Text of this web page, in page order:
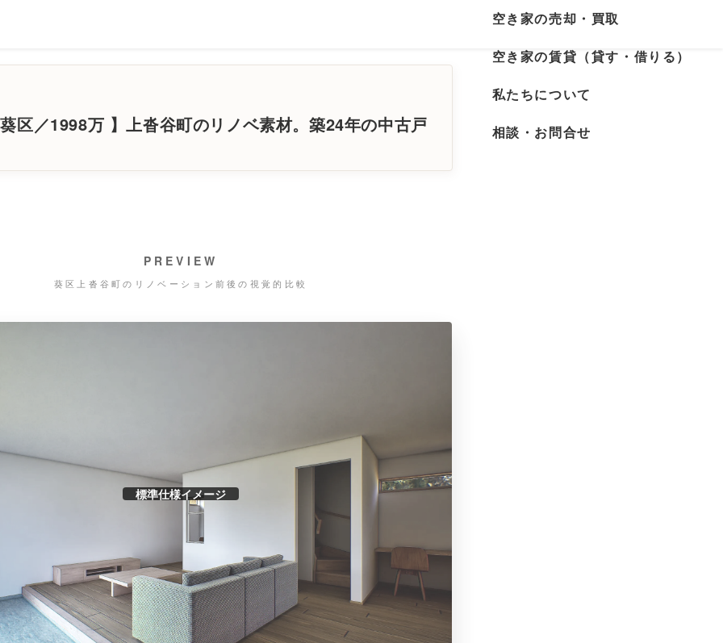
空き家の売却・買取
空き家の賃貸（貸す・借りる）
私たちについて
相談・お問合せ
区／1998万 】上沓谷町のリノベ素材。築24年の中古戸
PREVIEW
葵区上沓谷町のリノベーション前後の視覚的比較